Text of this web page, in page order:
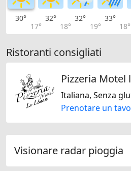
30°
17°
32°
18°
32°
19°
33°
18°
Ristoranti consigliati
Italiana, Senza
Prenotare un
Visionare radar pioggia